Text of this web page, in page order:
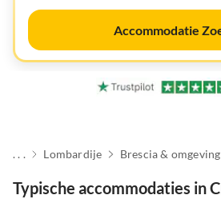
Accommodatie
. . . Lombardije Brescia & omgeving
Typische accommodaties in